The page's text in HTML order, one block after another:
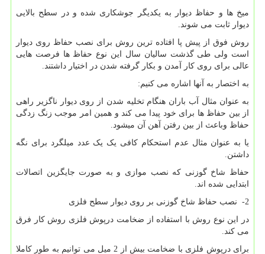
میخ ها و حفاظ دیوار به یکدیگر جوشکاری شده و در سطح بالایی
دیوار ثابت می شوند.
روش فوق از پیش پا افتاده ترین روش برای نصب حفاظ روی دیوار
است ولی طی گذشت سالیان سال این نوع حفاظ ها فرصت هایی
عالی برای روی کار آمدن و بکار گرفته شدن در اختیار داشتند.
به اختصار به آنها اشاره می کنیم :
به عنوان مثال آب باران هنگام تخلیه شدن از روی دیوار ناگزیر راهی
از بین حفاظ ها برای خود پیدا می کند و همین امر موجب زنگ زدگی
حفاظ وباعث از بین رفتن آهن آن میشود.
یا به عنوان مثال عدم استحکام کافی یک یک عدد میلگرد برای نگه
داشتن.
حفاظ شاخ گوزنی که نصب موازی و به صورت جایگزین اتصالات
ابتدایی شده اند.
2- نصب حفاظ شاخ گوزنی بر روی دیوار سطح فلزی
در این نوع روش با استفاده از ضخامت درپوش فلزی روش کار فرق
می کند.
برای درپوش فلزی با ضخامت بیش از 2 میل می توانیم به طور کاملا